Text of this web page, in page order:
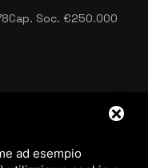
Cap. Soc. €250.000
ad esempio